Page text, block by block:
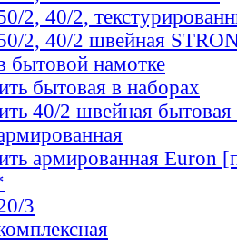
2, 40/2,
2, 40/2 швейная
бытовой намотке
бытовая в наборах
40/2 швейная бытовая
армированная Euron
3